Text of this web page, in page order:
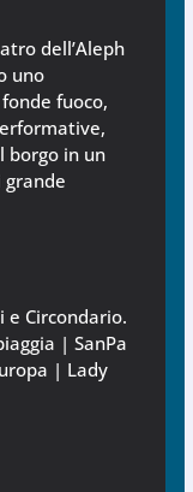
dell’Aleph
uno
fuoco,
borgo in un
grande
e Circondario.
| SanPa
| Lady